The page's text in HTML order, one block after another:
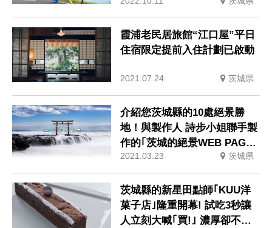
行
霞浦老民居旅館“江口屋”平日
住宿限定提前入住計劃已啟動
2021.07.24 茨城県
介紹您茨城縣的10處絕景勝
地！與製作人 詩步小姐聯手製
作的｢茨城的絕景WEB PAGE｣
隆重公開！
2021.03.23 茨城県
茨城縣的新星田點師｢KUU洋
菓子店｣隆重開幕! 試吃3秒讓
人立刻大喊｢買!｣ 濃厚卻不膩